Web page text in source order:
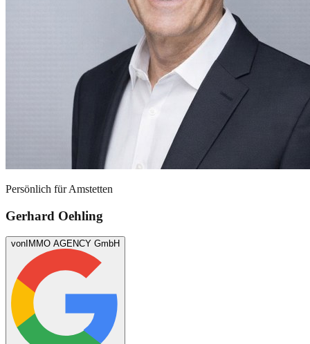
Persönlich fürAmstetten
Gerhard Oehling
von IMMO AGENCY GmbH